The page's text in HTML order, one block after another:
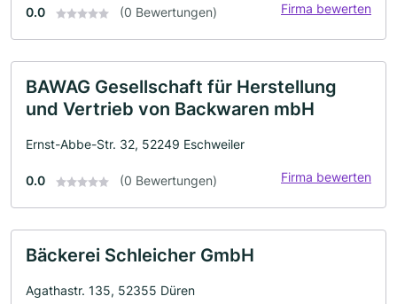
0.0 (0 Bewertungen) Firma bewerten
BAWAG Gesellschaft für Herstellung
und Vertrieb von Backwaren mbH
Ernst-Abbe-Str. 32, 52249 Eschweiler
0.0 (0 Bewertungen) Firma bewerten
Bäckerei Schleicher GmbH
Agathastr. 135, 52355 Düren